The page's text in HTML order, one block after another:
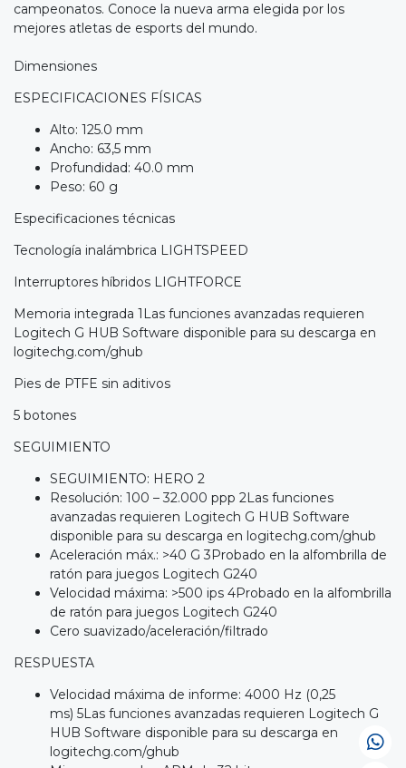
campeonatos. Conoce la nueva arma elegida por los
mejores atletas de esports del mundo.
Dimensiones
ESPECIFICACIONES FÍSICAS
Alto: 125.0 mm
Ancho: 63,5 mm
Profundidad: 40.0 mm
Peso: 60 g
Especificaciones técnicas
Tecnología inalámbrica LIGHTSPEED
Interruptores híbridos LIGHTFORCE
Memoria integrada 1Las funciones avanzadas requieren
Logitech G HUB Software disponible para su descarga en
logitechg.com/ghub
Pies de PTFE sin aditivos
5 botones
SEGUIMIENTO
SEGUIMIENTO: HERO 2
Resolución: 100 – 32.000 ppp 2Las funciones
avanzadas requieren Logitech G HUB Software
disponible para su descarga en logitechg.com/ghub
Aceleración máx.: >40 G 3Probado en la alfombrilla de
ratón para juegos Logitech G240
Velocidad máxima: >500 ips 4Probado en la alfombrilla
de ratón para juegos Logitech G240
Cero suavizado/aceleración/filtrado
RESPUESTA
Velocidad máxima de informe: 4000 Hz (0,25
ms) 5Las funciones avanzadas requieren Logitech G
HUB Software disponible para su descarga en
logitechg.com/ghub